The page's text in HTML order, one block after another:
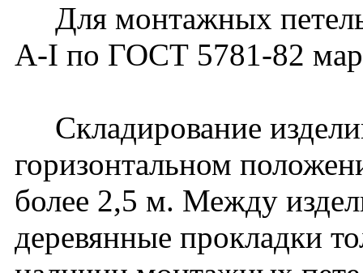
Для монтажных петель
А-I по ГОСТ 5781-82
Складирование
горизонтальном
более 2,5 м. Между
деревянные прокладки